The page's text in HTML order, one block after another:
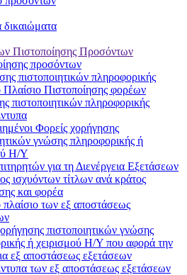
δικαιώματα
Πιστοποίησης Προσόντων
προσόντων
πιστοποιητικών πληροφορικής
Πιστοποίησης φορέων
πιστοποιητικών πληροφορικής
Φορείς χορήγησης
γνώσης πληροφορικής ή
Η/Υ
για τη Διενέργεια Εξετάσεων
ισχυόντων τίτλων ανά κράτος
και φορέα
των εξ αποστάσεως
πιστοποιητικών γνώσης
ή χειρισμού Η/Υ που αφορά την
εξ αποστάσεως εξετάσεων
των εξ αποστάσεως εξετάσεων